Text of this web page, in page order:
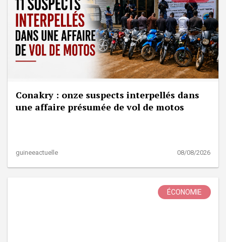
Conakry : onze suspects interpellés dans
une affaire présumée de vol de motos
guineeactuelle 08/08/2026
ÉCONOMIE